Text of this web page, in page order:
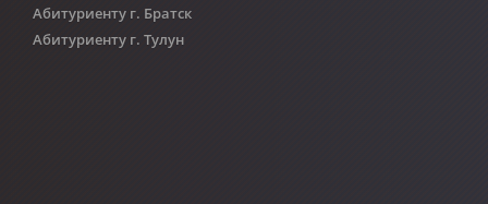
Абитуриенту г. Братск
Абитуриенту г. Тулун